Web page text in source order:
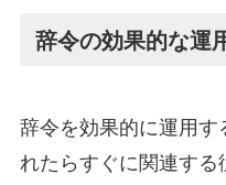
辞令の効果的な運
辞令を効果的に運用す
れたらすぐに関連す